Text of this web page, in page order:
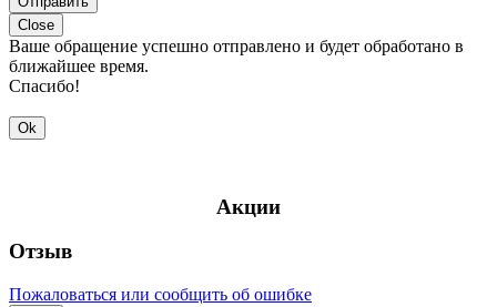
Close
Ваше обращение успешно отправлено и будет обработано в
ближайшее время.
Спасибо!
Ok
Акции
Отзыв
Пожаловаться или сообщить об ошибке